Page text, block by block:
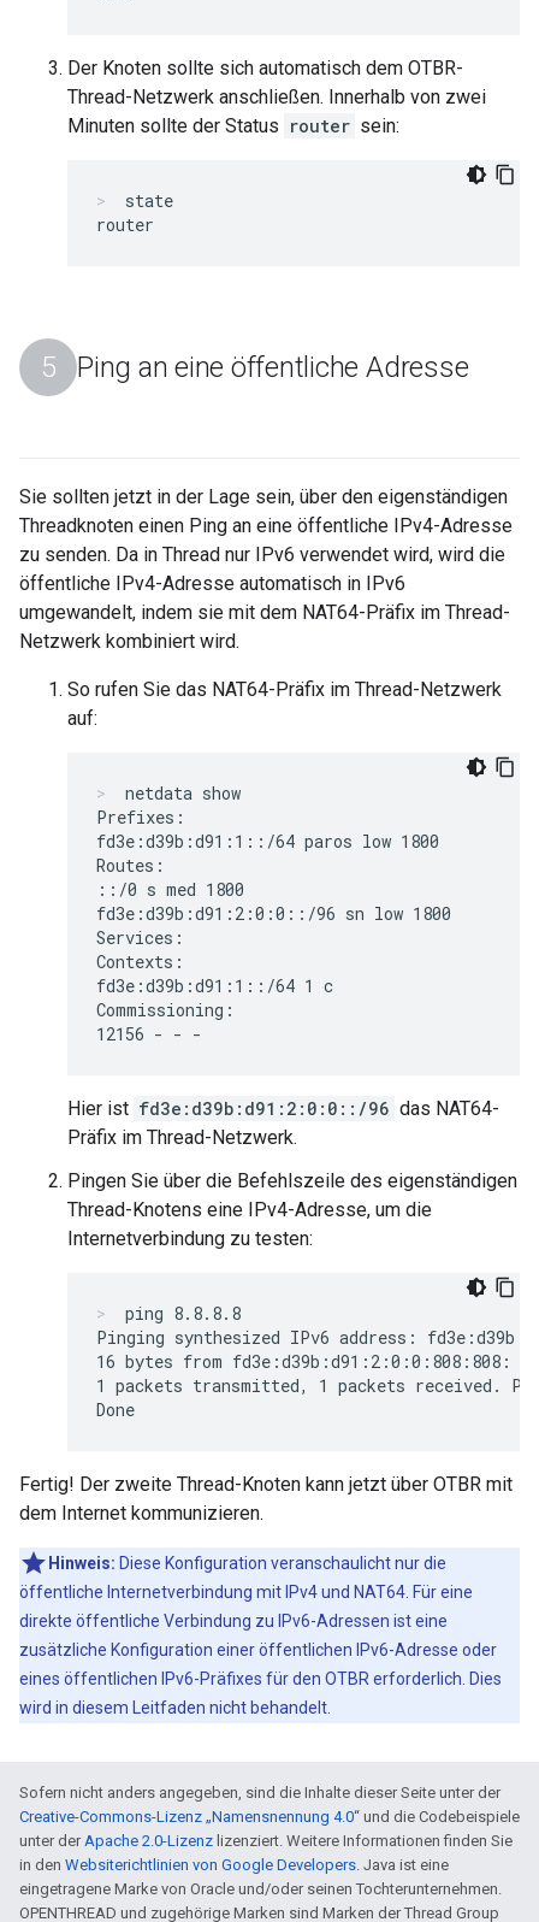
Der Knoten sollte sich automatisch dem OTBR-
Thread-Netzwerk anschließen. Innerhalb von zwei
Minuten sollte der Status router sein:
state
Ping an eine öffentliche Adresse
Sie sollten jetzt in der Lage sein, über den eigenständigen
Threadknoten einen Ping an eine öffentliche IPv4-Adresse
zu senden. Da in Thread nur IPv6 verwendet wird, wird die
öffentliche IPv4-Adresse automatisch in IPv6
umgewandelt, indem sie mit dem NAT64-Präfix im Thread-
Netzwerk kombiniert wird.
So rufen Sie das NAT64-Präfix im Thread-Netzwerk
auf:
netdata show
Prefixes:
fd3e:d39b:d91:1::/64 paros low 1800
Routes:
::/0 s med 1800
fd3e:d39b:d91:2:0:0::/96 sn low 1800
Services:
Contexts:
fd3e:d39b:d91:1::/64 1 c
Commissioning:
Hier ist fd3e:d39b:d91:2:0:0::/96 das NAT64-
Präfix im Thread-Netzwerk.
Pingen Sie über die Befehlszeile des eigenständigen
Thread-Knotens eine IPv4-Adresse, um die
Internetverbindung zu testen:
ping 8.8.8.8
Pinging synthesized IPv6 address:
16 bytes from fd3e:d39b:d91:2:0:0:808:808:
1 packets transmitted, 1 packets received.
Fertig! Der zweite Thread-Knoten kann jetzt über OTBR mit
dem Internet kommunizieren.
Hinweis: Diese Konfiguration veranschaulicht nur die
öffentliche Internetverbindung mit IPv4 und NAT64. Für eine
direkte öffentliche Verbindung zu IPv6-Adressen ist eine
zusätzliche Konfiguration einer öffentlichen IPv6-Adresse oder
eines öffentlichen IPv6-Präfixes für den OTBR erforderlich. Dies
wird in diesem Leitfaden nicht behandelt.
Sofern nicht anders angegeben, sind die Inhalte dieser Seite unter der
Creative-Commons-Lizenz „Namensnennung 4.0“ und die Codebeispiele
unter derApache 2.0-Lizenz lizenziert. Weitere Informationen finden Sie
in den Websiterichtlinien von Google Developers. Java ist eine
eingetragene Marke von Oracle und/oder seinen Tochterunternehmen.
OPENTHREAD und zugehörige Marken sind Marken der Thread Group